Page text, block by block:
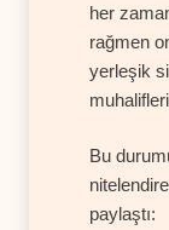
her
rağmen
yerleşik
Bu
paylaştı: